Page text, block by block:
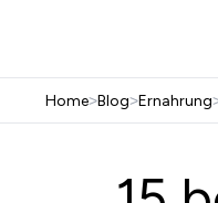
Home>Blog>Ernahrung